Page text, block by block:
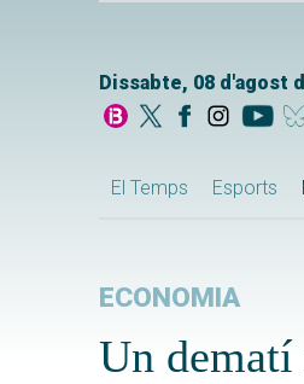
Dissabte, 08 d'agost
El Temps Esports
ECONOMIA
Un dematí